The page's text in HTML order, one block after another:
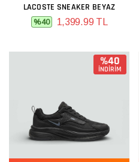
LACOSTE SNEAKER BEYAZ
%40 1,399.99 TL
%40
İNDİRİM